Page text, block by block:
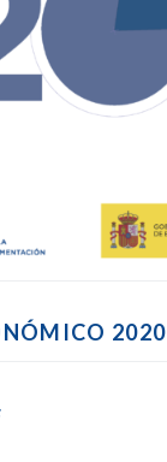
2020